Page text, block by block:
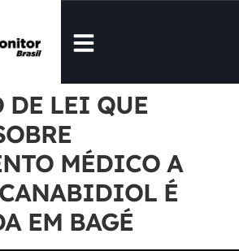
DE LEI QUE
MÉDICO A
É
EM BAGÉ